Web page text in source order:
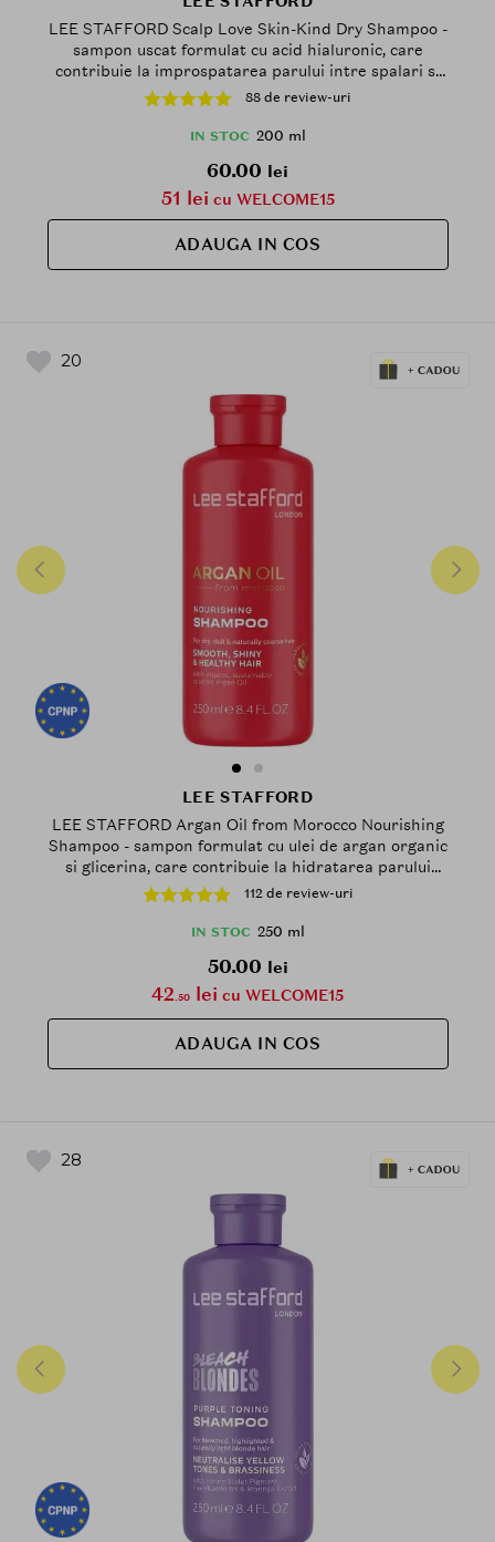
LEE STAFFORD Scalp Love Skin-Kind Dry Shampoo -
sampon uscat formulat cu acid hialuronic, care
contribuie la improspatarea parului intre spalari si
la metinerea confortului scalpului sensibil - 200 ml
88 de review-uri
IN STOC 200 ml
60.00 lei
51 lei cu WELCOME15
ADAUGA IN COS
20
LEE STAFFORD
LEE STAFFORD Argan Oil from Morocco Nourishing
Shampoo - sampon formulat cu ulei de argan organic
si glicerina, care contribuie la hidratarea parului
uscat si deteriorat si la mentinerea parului curat si
proaspat - 250 ml
112 de review-uri
IN STOC 250 ml
50.00 lei
42.50 lei cu WELCOME15
ADAUGA IN COS
28